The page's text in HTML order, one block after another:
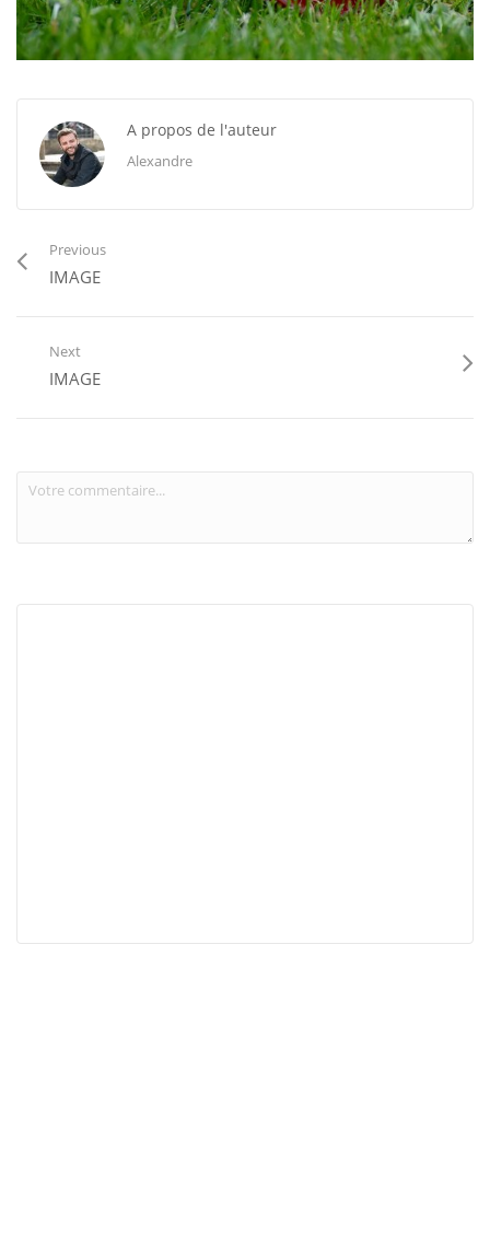
A propos de l'auteur
Alexandre
Previous
IMAGE
Next
IMAGE